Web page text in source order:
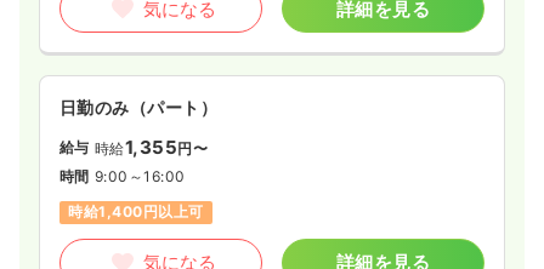
気になる 詳細を見る
日勤のみ（パート）
給与 時給1,355円〜
時間 9:00～16:00
時給1,400円以上可
気になる 詳細を見る